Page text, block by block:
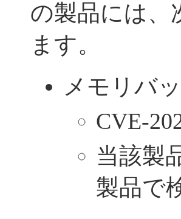
の製品には、
ます。
メモリバ
CVE-
当該製
製品で